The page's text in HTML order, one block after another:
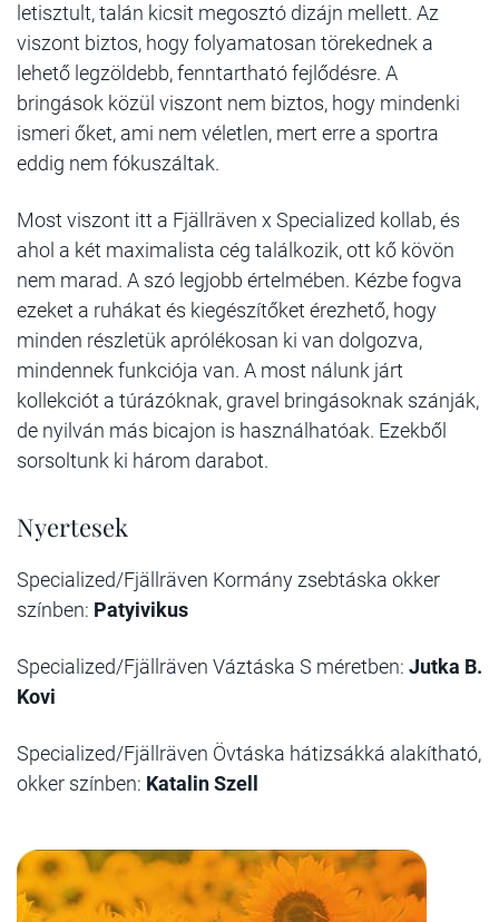
letisztult, talán kicsit megosztó dizájn mellett. Az
viszont biztos, hogy folyamatosan törekednek a
lehető legzöldebb, fenntartható fejlődésre. A
bringások közül viszont nem biztos, hogy mindenki
ismeri őket, ami nem véletlen, mert erre a sportra
eddig nem fókuszáltak.
Most viszont itt a Fjällräven x Specialized kollab, és
ahol a két maximalista cég találkozik, ott kő kövön
nem marad. A szó legjobb értelmében. Kézbe fogva
ezeket a ruhákat és kiegészítőket érezhető, hogy
minden részletük aprólékosan ki van dolgozva,
mindennek funkciója van. A most nálunk járt
kollekciót a túrázóknak, gravel bringásoknak szánják,
de nyilván más bicajon is használhatóak. Ezekből
sorsoltunk ki három darabot.
Nyertesek
Specialized/Fjällräven Kormány zsebtáska okker
színben: Patyivikus
Specialized/Fjällräven Váztáska S méretben: Jutka B.
Kovi
Specialized/Fjällräven Övtáska hátizsákká alakítható,
okker színben: Katalin Szell